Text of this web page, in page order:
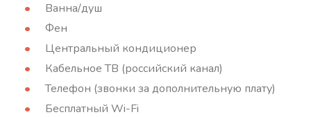
Ванна/душ
Фен
Центральный кондиционер
Кабельное ТВ (российский канал)
Телефон (звонки за дополнительную плату)
Бесплатный Wi-Fi